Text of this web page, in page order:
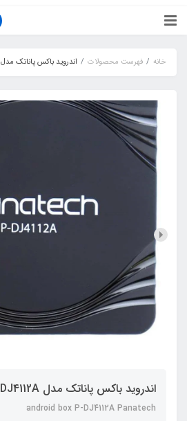
خانه فهرست محصولات اندروید باکس پاناتک مدل P-DJ4112A
اندروید باکس پاناتک مدل P-DJ4112A
android box P-DJ4112A Panatech